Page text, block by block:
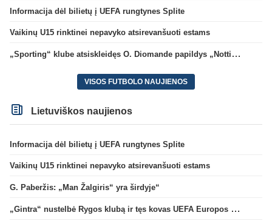
Informacija dėl bilietų į UEFA rungtynes Splite
Vaikinų U15 rinktinei nepavyko atsirevanšuoti estams
„Sporting“ klube atsiskleidęs O. Diomande papildys „Nottingham“ gretas
VISOS FUTBOLO NAUJIENOS
Lietuviškos naujienos
Informacija dėl bilietų į UEFA rungtynes Splite
Vaikinų U15 rinktinei nepavyko atsirevanšuoti estams
G. Paberžis: „Man Žalgiris“ yra širdyje“
„Gintra“ nustelbė Rygos klubą ir tęs kovas UEFA Europos taurės atrankoje